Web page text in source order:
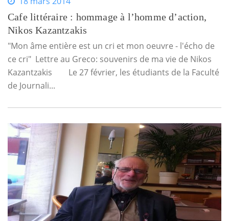
Cafe littéraire : hommage à l’homme d’action,
Nikos Kazantzakis
"Mon âme entière est un cri et mon oeuvre - l'écho de
ce cri" Lettre au Greco: souvenirs de ma vie de Nikos
Kazantzakis Le 27 février, les étudiants de la Faculté
de Journali...